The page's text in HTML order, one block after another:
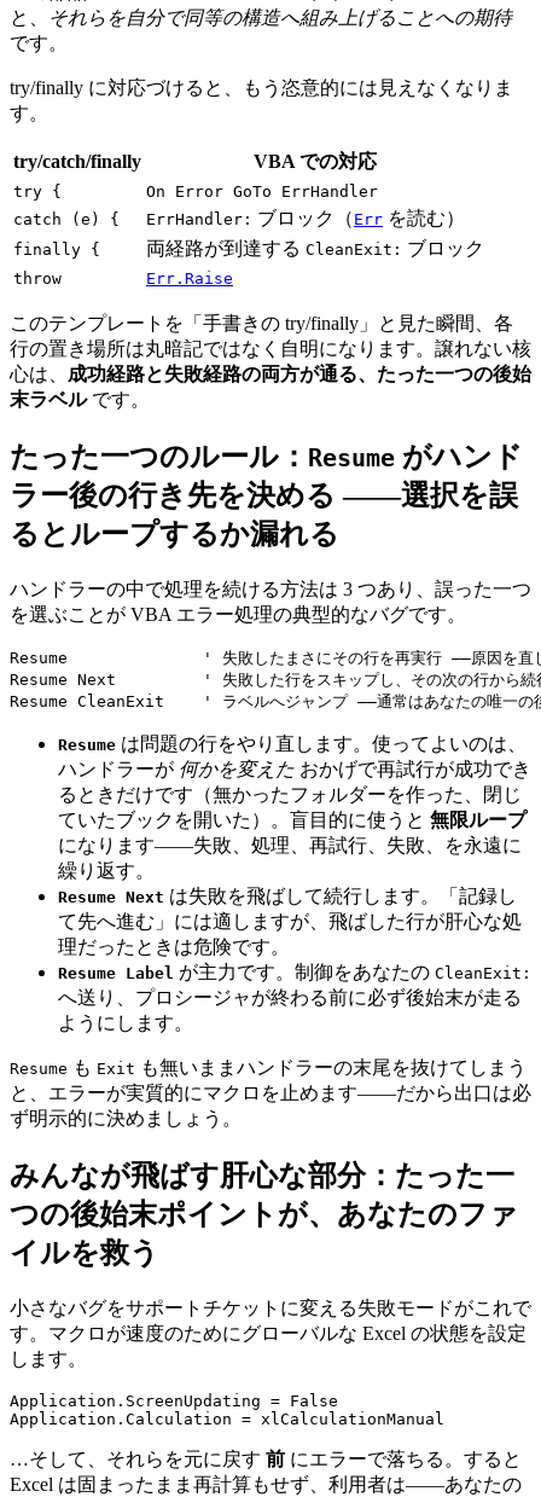
と、
それらを自分で同等の構造へ組み上げることへの期待
です。
try/finally に対応づけると、もう恣意的には見えなくなりま
す。
try/catch/finally VBA での対応
try {
On Error GoTo ErrHandler
catch (e) {
ErrHandler: ブロック（ Err を読む）
finally { 両経路が到達する CleanExit: ブロック
throw Err.Raise
このテンプレートを「手書きの try/finally」と見た瞬間、各
行の置き場所は丸暗記ではなく自明になります。譲れない核
心は、 成功経路と失敗経路の両方が通る、たった一つの後始
末ラベルです。
たった一つのルール： Resume がハンド
ラー後の行き先を決める ——選択を誤
るとループするか漏れる
ハンドラーの中で処理を続ける方法は 3 つあり、誤った一つ
を選ぶことが VBA エラー処理の典型的なバグです。
Resume              ' 失敗したまさにその行を再実行 ——原因を直し
Resume Next         ' 失敗した行をスキップし、その次の行から続
Resume は問題の行をやり直します。使ってよいのは、
ハンドラーが 何かを変えた おかげで再試行が成功でき
るときだけです（無かったフォルダーを作った、閉じ
ていたブックを開いた）。盲目的に使うと 無限ループ
になります——失敗、処理、再試行、失敗、を永遠に
繰り返す。
Resume Next は失敗を飛ばして続行します。「記録し
て先へ進む」には適しますが、飛ばした行が肝心な処
理だったときは危険です。
Resume Label が主力です。制御をあなたの CleanExit:
へ送り、プロシージャが終わる前に必ず後始末が走る
ようにします。
Resume も Exit も無いままハンドラーの末尾を抜けてしまう
と、エラーが実質的にマクロを止めます——だから出口は必
ず明示的に決めましょう。
みんなが飛ばす肝心な部分：たった一
つの後始末ポイントが、あなたのファ
イルを救う
小さなバグをサポートチケットに変える失敗モードがこれで
す。マクロが速度のためにグローバルな Excel の状態を設定
します。
Application.ScreenUpdating = False
…そして、それらを元に戻す 前 にエラーで落ちる。すると
Excel は固まったまま再計算もせず、利用者は——あなたの